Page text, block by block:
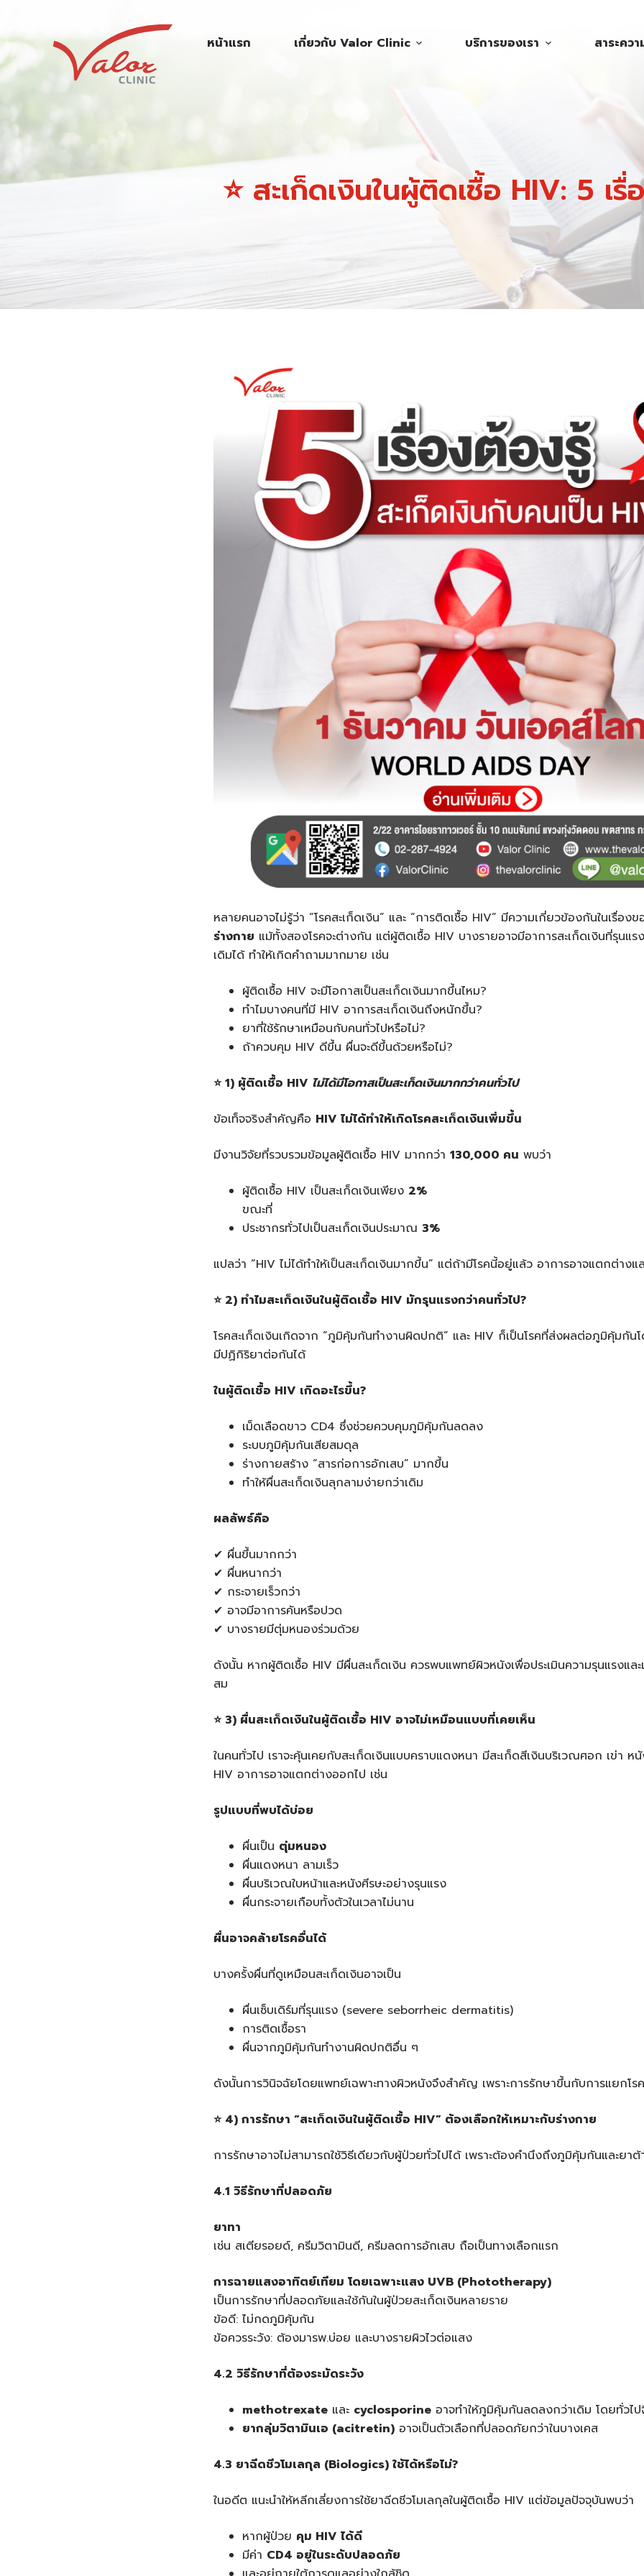
k
i
p
c
n
t
หน้าแรก เกี่ยวกับ Valor Clinic บริการของเรา สาระควา
⭐ สะเก็ดเงินในผู้ติดเชื้อ HIV: 5 เ
หลายคนอาจไม่รู้ว่า “โรคสะเก็ดเงิน” และ “การติดเชื้อ HIV” มีความเกี่ยวข้องกันในเรื่องข
ร่างกาย แม้ทั้งสองโรคจะต่างกัน แต่ผู้ติดเชื้อ HIV บางรายอาจมีอาการสะเก็ดเงินที่รุนแ
เดิมได้ ทำให้เกิดคำถามมากมาย เช่น
ผู้ติดเชื้อ HIV จะมีโอกาสเป็นสะเก็ดเงินมากขึ้นไหม?
ทำไมบางคนที่มี HIV อาการสะเก็ดเงินถึงหนักขึ้น?
ยาที่ใช้รักษาเหมือนกับคนทั่วไปหรือไม่?
ถ้าควบคุม HIV ดีขึ้น ผื่นจะดีขึ้นด้วยหรือไม่?
⭐1) ผู้ติดเชื้อ HIV ไม่ได้มีโอกาสเป็นสะเก็ดเงินมากกว่าคนทั่วไป
ข้อเท็จจริงสำคัญคือ HIV ไม่ได้ทำให้เกิดโรคสะเก็ดเงินเพิ่มขึ้น
มีงานวิจัยที่รวบรวมข้อมูลผู้ติดเชื้อ HIV มากกว่า 130,000 คน พบว่า
ผู้ติดเชื้อ HIV เป็นสะเก็ดเงินเพียง 2%
ขณะที่
ประชากรทั่วไปเป็นสะเก็ดเงินประมาณ 3%
แปลว่า “HIV ไม่ได้ทำให้เป็นสะเก็ดเงินมากขึ้น” แต่ถ้ามีโรคนี้อยู่แล้ว อาการอาจแตกต่างแ
⭐2) ทำไมสะเก็ดเงินในผู้ติดเชื้อ HIV มักรุนแรงกว่าคนทั่วไป?
โรคสะเก็ดเงินเกิดจาก “ภูมิคุ้มกันทำงานผิดปกติ” และ HIV ก็เป็นโรคที่ส่งผลต่อภูมิคุ้มกัน
มีปฏิกิริยาต่อกันได้
ในผู้ติดเชื้อ HIV เกิดอะไรขึ้น?
เม็ดเลือดขาว CD4 ซึ่งช่วยควบคุมภูมิคุ้มกันลดลง
ระบบภูมิคุ้มกันเสียสมดุล
ร่างกายสร้าง “สารก่อการอักเสบ” มากขึ้น
ทำให้ผื่นสะเก็ดเงินลุกลามง่ายกว่าเดิม
ผลลัพธ์คือ
✔ ผื่นขึ้นมากกว่า
✔ ผื่นหนากว่า
✔ กระจายเร็วกว่า
✔ อาจมีอาการคันหรือปวด
✔ บางรายมีตุ่มหนองร่วมด้วย
ดังนั้น หากผู้ติดเชื้อ HIV มีผื่นสะเก็ดเงิน ควรพบแพทย์ผิวหนังเพื่อประเมินความรุนแรงและ
สม
⭐3) ผื่นสะเก็ดเงินในผู้ติดเชื้อ HIV อาจไม่เหมือนแบบที่เคยเห็น
ในคนทั่วไป เราจะคุ้นเคยกับสะเก็ดเงินแบบคราบแดงหนา มีสะเก็ดสีเงินบริเวณศอก เข่า ห
HIV อาการอาจแตกต่างออกไป เช่น
รูปแบบที่พบได้บ่อย
ผื่นเป็น ตุ่มหนอง
ผื่นแดงหนา ลามเร็ว
ผื่นบริเวณใบหน้าและหนังศีรษะอย่างรุนแรง
ผื่นกระจายเกือบทั้งตัวในเวลาไม่นาน
ผื่นอาจคล้ายโรคอื่นได้
บางครั้งผื่นที่ดูเหมือนสะเก็ดเงินอาจเป็น
ผื่นเซ็บเดิร์มที่รุนแรง (severe seborrheic dermatitis)
การติดเชื้อรา
ผื่นจากภูมิคุ้มกันทำงานผิดปกติอื่น ๆ
ดังนั้นการวินิจฉัยโดยแพทย์เฉพาะทางผิวหนังจึงสำคัญ เพราะการรักษาขึ้นกับการแยกโร
⭐4) การรักษา “สะเก็ดเงินในผู้ติดเชื้อ HIV” ต้องเลือกให้เหมาะกับร่างกาย
การรักษาอาจไม่สามารถใช้วิธีเดียวกับผู้ป่วยทั่วไปได้ เพราะต้องคำนึงถึงภูมิคุ้มกันและยาต้
4.1 วิธีรักษาที่ปลอดภัย
ยาทา
เช่น สเตียรอยด์, ครีมวิตามินดี, ครีมลดการอักเสบ ถือเป็นทางเลือกแรก
การฉายแสงอาทิตย์เทียม โดยเฉพาะแสง UVB (Phototherapy)
เป็นการรักษาที่ปลอดภัยและใช้กันในผู้ป่วยสะเก็ดเงินหลายราย
ข้อดี: ไม่กดภูมิคุ้มกัน
ข้อควรระวัง: ต้องมารพ.บ่อย และบางรายผิวไวต่อแสง
4.2 วิธีรักษาที่ต้องระมัดระวัง
methotrexate และ cyclosporine อาจทำให้ภูมิคุ้มกันลดลงกว่าเดิม โดยทั่วไป
ยากลุ่มวิตามินเอ (acitretin) อาจเป็นตัวเลือกที่ปลอดภัยกว่าในบางเคส
4.3 ยาฉีดชีวโมเลกุล (Biologics) ใช้ได้หรือไม่?
ในอดีต แนะนำให้หลีกเลี่ยงการใช้ยาฉีดชีวโมเลกุลในผู้ติดเชื้อ HIV แต่ข้อมูลปัจจุบันพบว่า
หากผู้ป่วย คุม HIV ได้ดี
มีค่า CD4 อยู่ในระดับปลอดภัย